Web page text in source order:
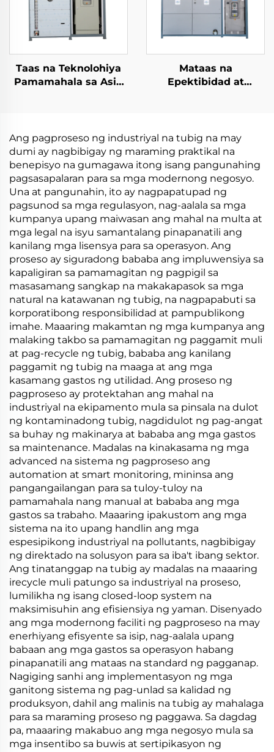
Taas na Teknolohiya
Pamamahala sa Asin
Tratamentong Basura
Vacuum Evaporator
Mataas na
Epektibidad at
Pump Vacuum
Crystallizer Gawa sa
Tsina
Ang pagproseso ng industriyal na tubig na may
dumi ay nagbibigay ng maraming praktikal na
benepisyo na gumagawa itong isang pangunahing
pagsasapalaran para sa mga modernong negosyo.
Una at pangunahin, ito ay nagpapatupad ng
pagsunod sa mga regulasyon, nag-aalala sa mga
kumpanya upang maiwasan ang mahal na multa at
mga legal na isyu samantalang pinapanatili ang
kanilang mga lisensya para sa operasyon. Ang
proseso ay siguradong bababa ang impluwensiya sa
kapaligiran sa pamamagitan ng pagpigil sa
masasamang sangkap na makakapasok sa mga
natural na katawanan ng tubig, na nagpapabuti sa
korporatibong responsibilidad at pampublikong
imahe. Maaaring makamtan ng mga kumpanya ang
malaking takbo sa pamamagitan ng paggamit muli
at pag-recycle ng tubig, bababa ang kanilang
paggamit ng tubig na maaga at ang mga
kasamang gastos ng utilidad. Ang proseso ng
pagproseso ay protektahan ang mahal na
industriyal na ekipamento mula sa pinsala na dulot
ng kontaminadong tubig, nagdidulot ng pag-angat
sa buhay ng makinarya at bababa ang mga gastos
sa maintenance. Madalas na kinakasama ng mga
advanced na sistema ng pagproseso ang
automation at smart monitoring, mininsa ang
pangangailangan para sa tuloy-tuloy na
pamamahala nang manual at bababa ang mga
gastos sa trabaho. Maaaring ipakustom ang mga
sistema na ito upang handlin ang mga
espesipikong industriyal na pollutants, nagbibigay
ng direktado na solusyon para sa iba't ibang sektor.
Ang tinatanggap na tubig ay madalas na maaaring
irecycle muli patungo sa industriyal na proseso,
lumilikha ng isang closed-loop system na
maksimisuhin ang efisiensiya ng yaman. Disenyado
ang mga modernong faciliti ng pagproseso na may
enerhiyang efisyente sa isip, nag-aalala upang
babaan ang mga gastos sa operasyon habang
pinapanatili ang mataas na standard ng pagganap.
Nagiging sanhi ang implementasyon ng mga
ganitong sistema ng pag-unlad sa kalidad ng
produksyon, dahil ang malinis na tubig ay mahalaga
para sa maraming proseso ng paggawa. Sa dagdag
pa, maaaring makabuo ang mga negosyo mula sa
mga insentibo sa buwis at sertipikasyon ng